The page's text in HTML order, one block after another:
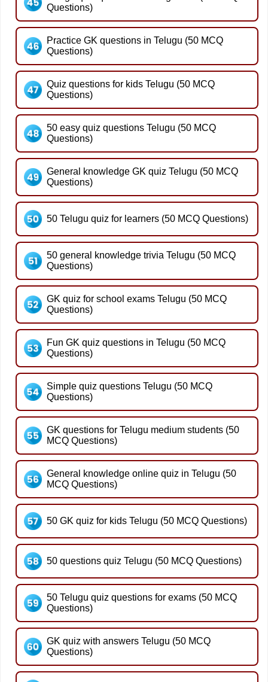
Questions)
Practice GK questions in Telugu (50 MCQ
Questions)
Quiz questions for kids Telugu (50 MCQ
Questions)
50 easy quiz questions Telugu (50 MCQ
Questions)
General knowledge GK quiz Telugu (50 MCQ
Questions)
50 Telugu quiz for learners (50 MCQ Questions)
50 general knowledge trivia Telugu (50 MCQ
Questions)
GK quiz for school exams Telugu (50 MCQ
Questions)
Fun GK quiz questions in Telugu (50 MCQ
Questions)
Simple quiz questions Telugu (50 MCQ
Questions)
GK questions for Telugu medium students (50
MCQ Questions)
General knowledge online quiz in Telugu (50
MCQ Questions)
50 GK quiz for kids Telugu (50 MCQ Questions)
50 questions quiz Telugu (50 MCQ Questions)
50 Telugu quiz questions for exams (50 MCQ
Questions)
GK quiz with answers Telugu (50 MCQ
Questions)